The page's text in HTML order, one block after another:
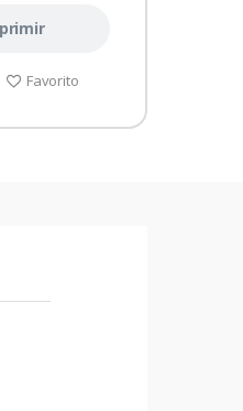
Favorito